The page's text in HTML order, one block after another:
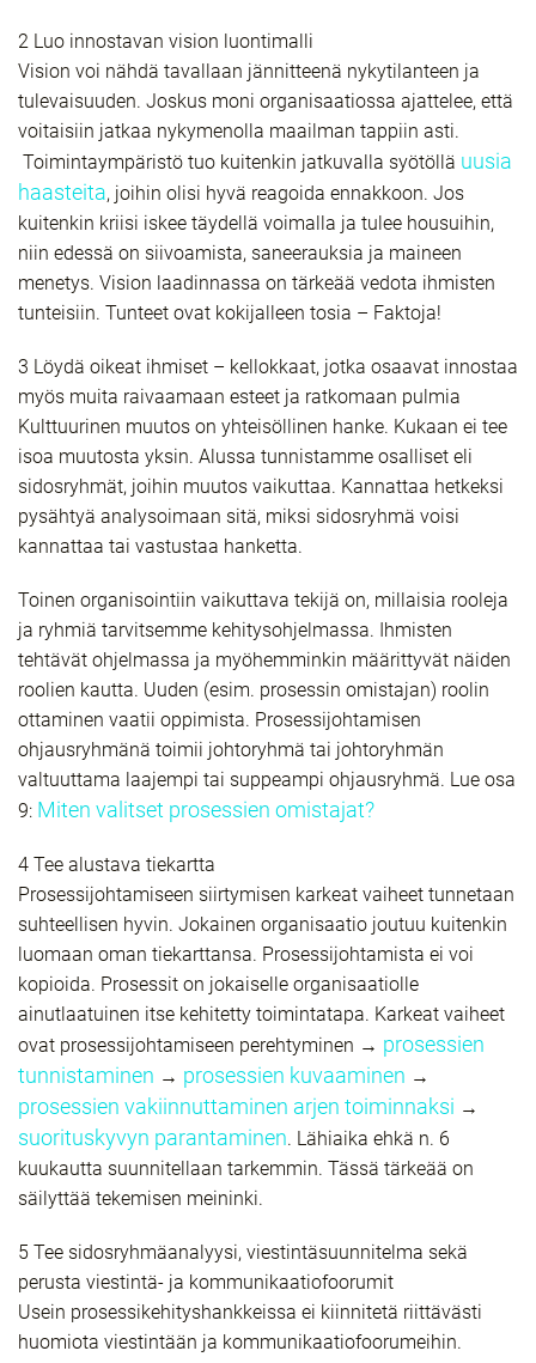
2 Luo innostavan vision luontimalli
Vision voi nähdä tavallaan jännitteenä nykytilanteen ja
tulevaisuuden. Joskus moni organisaatiossa ajattelee, että
voitaisiin jatkaa nykymenolla maailman tappiin asti.
Toimintaympäristö tuo kuitenkin jatkuvalla syötöllä uusia
haasteita, joihin olisi hyvä reagoida ennakkoon. Jos
kuitenkin kriisi iskee täydellä voimalla ja tulee housuihin,
niin edessä on siivoamista, saneerauksia ja maineen
menetys. Vision laadinnassa on tärkeää vedota ihmisten
tunteisiin. Tunteet ovat kokijalleen tosia – Faktoja!
3 Löydä oikeat ihmiset – kellokkaat, jotka osaavat innostaa
myös muita raivaamaan esteet ja ratkomaan pulmia
Kulttuurinen muutos on yhteisöllinen hanke. Kukaan ei tee
isoa muutosta yksin. Alussa tunnistamme osalliset eli
sidosryhmät, joihin muutos vaikuttaa. Kannattaa hetkeksi
pysähtyä analysoimaan sitä, miksi sidosryhmä voisi
kannattaa tai vastustaa hanketta.
Toinen organisointiin vaikuttava tekijä on, millaisia rooleja
ja ryhmiä tarvitsemme kehitysohjelmassa. Ihmisten
tehtävät ohjelmassa ja myöhemminkin määrittyvät näiden
roolien kautta. Uuden (esim. prosessin omistajan) roolin
ottaminen vaatii oppimista. Prosessijohtamisen
ohjausryhmänä toimii johtoryhmä tai johtoryhmän
valtuuttama laajempi tai suppeampi ohjausryhmä. Lue osa
9: Miten valitset prosessien omistajat?
4 Tee alustava tiekartta
Prosessijohtamiseen siirtymisen karkeat vaiheet tunnetaan
suhteellisen hyvin. Jokainen organisaatio joutuu kuitenkin
luomaan oman tiekarttansa. Prosessijohtamista ei voi
kopioida. Prosessit on jokaiselle organisaatiolle
ainutlaatuinen itse kehitetty toimintatapa. Karkeat vaiheet
ovat prosessijohtamiseen perehtyminen → prosessien
tunnistaminen → prosessien kuvaaminen →
prosessien vakiinnuttaminen arjen toiminnaksi →
suorituskyvyn parantaminen. Lähiaika ehkä n. 6
kuukautta suunnitellaan tarkemmin. Tässä tärkeää on
säilyttää tekemisen meininki.
5 Tee sidosryhmäanalyysi, viestintäsuunnitelma sekä
perusta viestintä- ja kommunikaatiofoorumit
Usein prosessikehityshankkeissa ei kiinnitetä riittävästi
huomiota viestintään ja kommunikaatiofoorumeihin.